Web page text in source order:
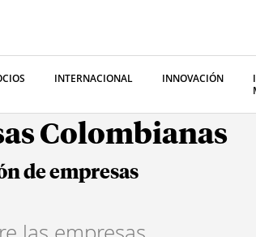
INTERNACIONAL INNOVACIÓN
Colombianas
de empresas